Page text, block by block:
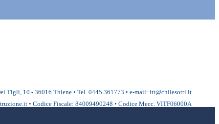
Tigli, 10 - 36016 Thiene • Tel. 0445 361773 • e-mail: itt@chilesotti.it
• Codice Fiscale: 84009490248 • Codice Mecc. VITF06000A